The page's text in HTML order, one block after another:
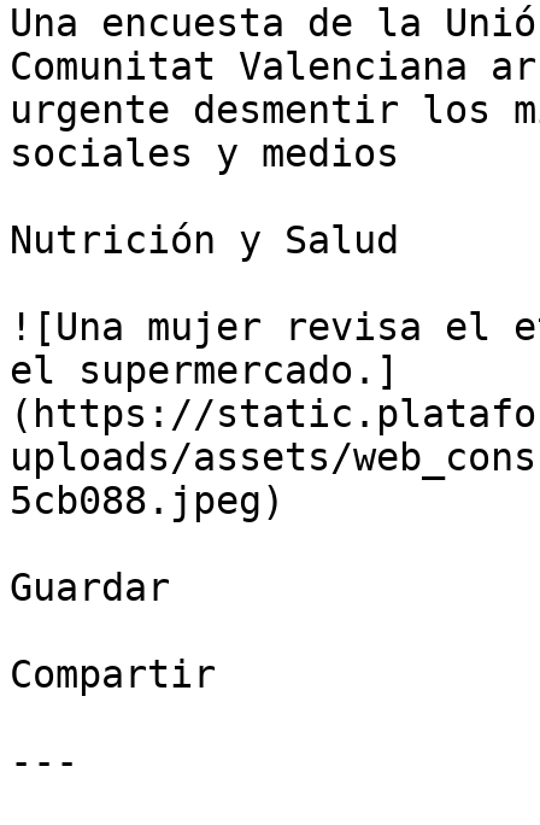
Una encuesta de la
Comunitat Valenciana
urgente desmentir los
sociales y medios
Nutrición y Salud
![Una mujer revisa el
el supermercado.]
(https://
uploads/assets/
5cb088.jpeg)
Guardar
Compartir
---